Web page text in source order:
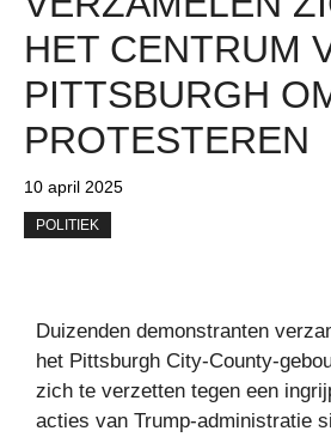
HET CENTRUM
PITTSBURGH
PROTESTEREN
10 april 2025
POLITIEK
Duizenden demonstranten
het Pittsburgh City-County-
zich te verzetten tegen een
acties van Trump-administratie